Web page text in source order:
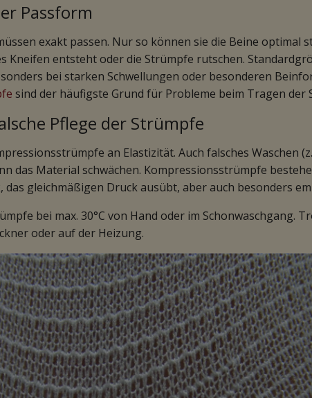
Passform
exakt passen. Nur so können sie die Beine optimal
Kneifen entsteht oder die Strümpfe rutschen.
bei starken Schwellungen oder besonderen
sind der häufigste Grund für Probleme beim Tragen der
Pflege der Strümpfe
an Elastizität. Auch falsches Waschen
das Material schwächen. Kompressionsstrümpfe
das gleichmäßigen Druck ausübt, aber auch besonders
bei max. 30°C von Hand oder im Schonwaschgang.
oder auf der Heizung.